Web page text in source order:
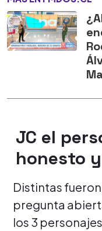
JC el
honesto
Distintas
pregunta
los 3